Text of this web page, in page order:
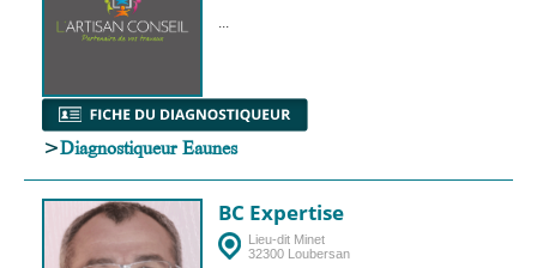
...
>Diagnostiqueur Eaunes
BC Expertise
Lieu-dit Minet
32300 Loubersan